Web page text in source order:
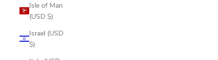
Isle of Man
(USD $)
Israel (USD
$)